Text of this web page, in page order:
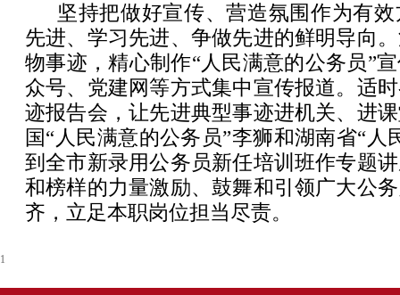
坚持把做好宣传、营造氛围作为有
先进、学习先进、争做先进的鲜明导向
物事迹，精心制作“人民满意的公务员”
众号、党建网等方式集中宣传报道。适
迹报告会，让先进典型事迹进机关、进
国“人民满意的公务员”李狮和湖南省“人
到全市新录用公务员新任培训班作专题
和榜样的力量激励、鼓舞和引领广大公
齐，立足本职岗位担当尽责。
1